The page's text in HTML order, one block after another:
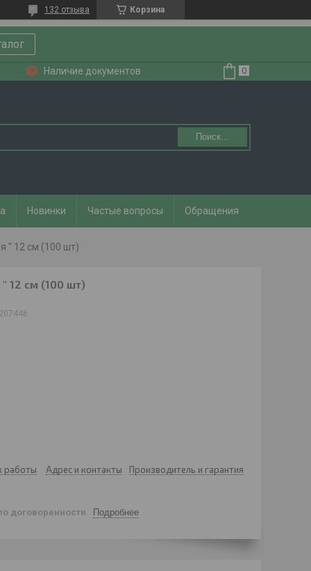
Корзина
132 отзыва
Наличие документов
Поиск...
Новинки Частые вопросы Обращения
" 12 см (100 шт)
12 см (100 шт)
работы Адрес и контакты Производитель и гарантия
договоренности Подробнее